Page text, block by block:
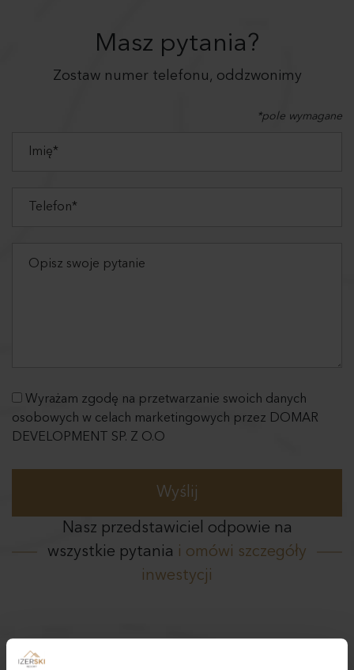
Masz pytania?
Zostaw numer telefonu, oddzwonimy
*pole wymagane
Wyrażam zgodę na przetwarzanie swoich danych
osobowych w celach marketingowych przez DOMAR
DEVELOPMENT SP. Z O.O
Nasz przedstawiciel odpowie na
wszystkie pytania i omówi szczegóły
inwestycji